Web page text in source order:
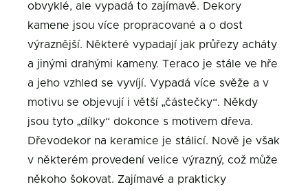
obvyklé, ale vypadá to zajímavě. Dekory
kamene jsou více propracované a o dost
výraznější. Některé vypadají jak průřezy acháty
a jinými drahými kameny. Teraco je stále ve hře
a jeho vzhled se vyvíjí. Vypadá více svěže a v
motivu se objevují i větší „částečky“. Někdy
jsou tyto „dílky“ dokonce s motivem dřeva.
Dřevodekor na keramice je stálicí. Nově je však
v některém provedení velice výrazný, což může
někoho šokovat. Zajímavé a prakticky